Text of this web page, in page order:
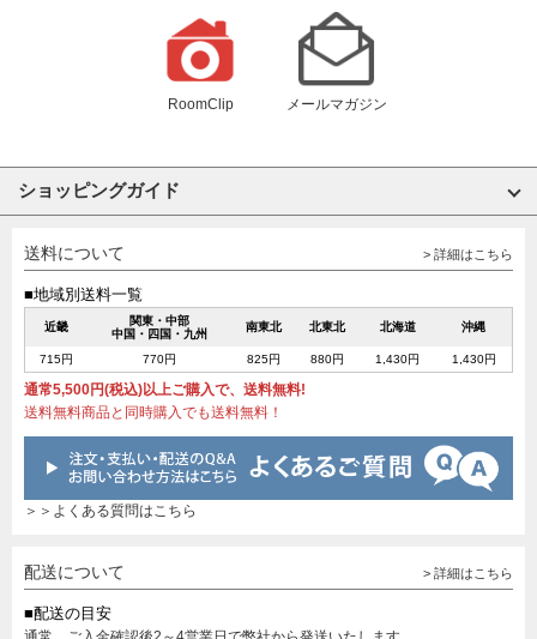
RoomClip メールマガジン
ショッピングガイド
送料について > 詳細はこちら
■地域別送料一覧
近畿
関東・中部
中国・四国・九州
南東北 北東北 北海道 沖縄
715円 770円 825円 880円 1,430円 1,430円
通常5,500円(税込)以上ご購入で、送料無料!
送料無料商品と同時購入でも送料無料！
＞＞よくある質問はこちら
配送について > 詳細はこちら
■配送の目安